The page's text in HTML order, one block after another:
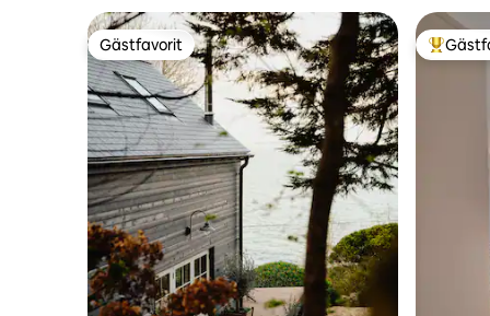
Gästfavorit
Gästfavorit Populär